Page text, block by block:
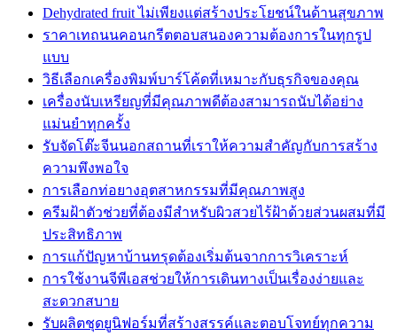
Dehydrated fruit ไม่เพียงแต่สร้างประโยชน์ในด้านสุขภาพ
ราคาเทถนนคอนกรีตตอบสนองความต้องการในทุกรูป
แบบ
วิธีเลือกเครื่องพิมพ์บาร์โค้ดที่เหมาะกับธุรกิจของคุณ
เครื่องนับเหรียญที่มีคุณภาพดีต้องสามารถนับได้อย่าง
แม่นยำทุกครั้ง
รับจัดโต๊ะจีนนอกสถานที่เราให้ความสำคัญกับการสร้าง
ความพึงพอใจ
การเลือกท่อยางอุตสาหกรรมที่มีคุณภาพสูง
ครีมฝ้าตัวช่วยที่ต้องมีสำหรับผิวสวยไร้ฝ้าด้วยส่วนผสมที่มี
ประสิทธิภาพ
การแก้ปัญหาบ้านทรุดต้องเริ่มต้นจากการวิเคราะห์
การใช้งานจีพีเอสช่วยให้การเดินทางเป็นเรื่องง่ายและ
สะดวกสบาย
รับผลิตชุดยูนิฟอร์มที่สร้างสรรค์และตอบโจทย์ทุกความ